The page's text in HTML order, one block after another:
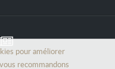
pour améliorer
recommandons